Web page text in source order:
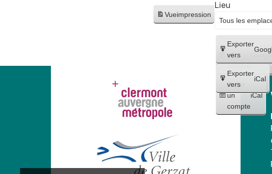
Vueimpression
Créer
un
compte
Google
Créer
un
compte
iCal
Exporter
vers
Exporter
vers
iCal
Lieu